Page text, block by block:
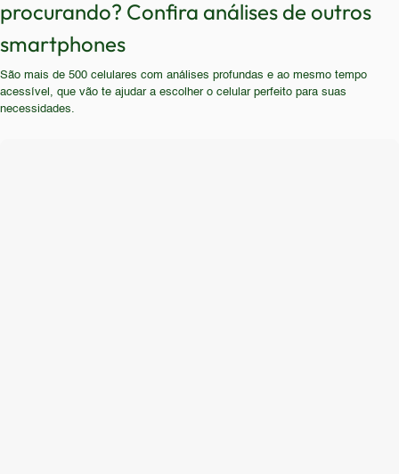
baixo custo, que não se importam com a ausência
de recursos modernos e com a lentidão geral do
sistema.
regulares. Também não é indicado para quem
utiliza aplicativos pesados, jogos, e necessita de
grande capacidade de armazenamento. Usuários
que buscam uma experiência moderna e fluida
devem evitar este aparelho.
procurando? Confira análises de outros
smartphones
São mais de 500 celulares com análises profundas e ao mesmo tempo
acessível, que vão te ajudar a escolher o celular perfeito para suas
necessidades.